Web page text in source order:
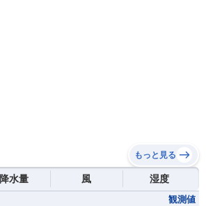
もっと見る
降水量 風 湿度
観測値